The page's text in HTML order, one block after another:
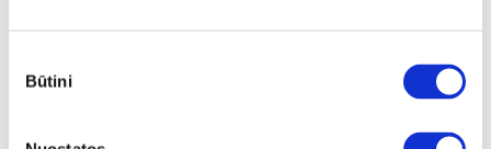
pasirinkimas
Būtini